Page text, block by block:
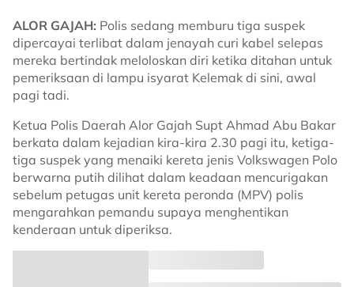
ALOR GAJAH: Polis sedang memburu tiga suspek
dipercayai terlibat dalam jenayah curi kabel selepas
mereka bertindak meloloskan diri ketika ditahan untuk
pemeriksaan di lampu isyarat Kelemak di sini, awal
pagi tadi.
Ketua Polis Daerah Alor Gajah Supt Ahmad Abu Bakar
berkata dalam kejadian kira-kira 2.30 pagi itu, ketiga-
tiga suspek yang menaiki kereta jenis Volkswagen Polo
berwarna putih dilihat dalam keadaan mencurigakan
sebelum petugas unit kereta peronda (MPV) polis
mengarahkan pemandu supaya menghentikan
kenderaan untuk diperiksa.